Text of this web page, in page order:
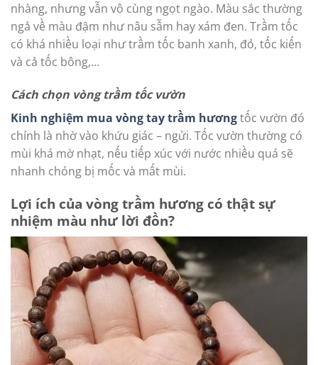
nhàng, nhưng vẫn vô cùng ngọt ngào. Màu sắc thường
ngả về màu đậm như nâu sẫm hay xám đen. Trầm tốc
có khá nhiều loại như trầm tốc banh xanh, đỏ, tốc kiến
và cả tốc bông,…
Cách chọn vòng trầm tốc vườn
Kinh nghiệm mua vòng tay trầm hươngtốc vườn đó
chính là nhờ vào khứu giác – ngửi. Tốc vườn thường có
mùi khá mờ nhạt, nếu tiếp xúc với nước nhiều quá sẽ
nhanh chóng bị mốc và mất mùi.
Lợi ích của vòng trầm hương có thật sự
nhiệm màu như lời đồn?